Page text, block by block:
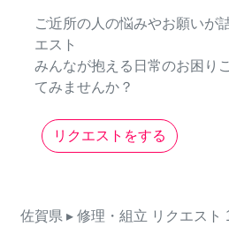
ご近所の人の悩みやお願いが
エスト
みんなが抱える日常のお困り
てみませんか？
リクエストをする
佐賀県 ▸ 修理・組立 リクエスト